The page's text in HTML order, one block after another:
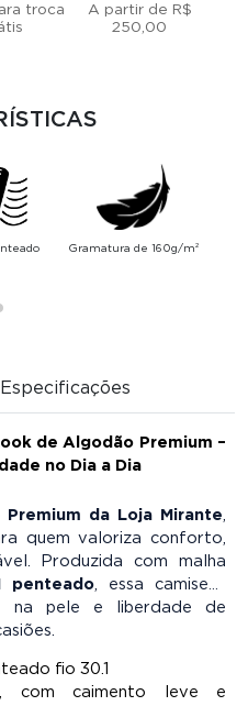
troca
A partir de R$
250,00
Gramatura de 160g/m²
Especificações
de Algodão Premium –
no Dia a Dia
da Loja Mirante
quem valoriza conforto,
Produzida com malha
penteado , essa camiseta
na pele e liberdade de
fio 30.1
com caimento leve e